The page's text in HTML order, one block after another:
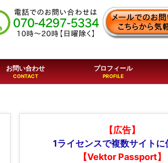
お問い合わせ プロフィール
【広告】
1ライセンスで複数サイトに
【Vektor Passport】